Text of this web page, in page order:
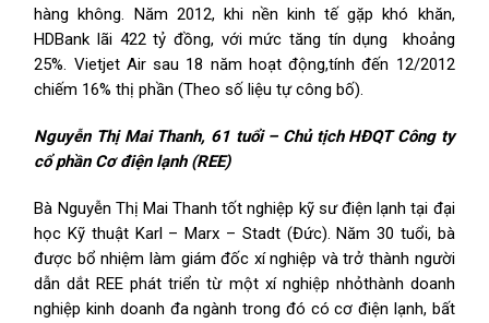
hàng không. Năm 2012, khi nền kinh tế gặp khó khăn,
HDBank lãi 422 tỷ đồng, với mức tăng tín dụng khoảng
25%. Vietjet Air sau 18 năm hoạt động,tính đến 12/2012
chiếm 16% thị phần (Theo số liệu tự công bố).
Nguyễn Thị Mai Thanh, 61 tuổi – Chủ tịch HĐQT Công ty
cổ phần Cơ điện lạnh (REE)
Bà Nguyễn Thị Mai Thanh tốt nghiệp kỹ sư điện lạnh tại đại
học Kỹ thuật Karl – Marx – Stadt (Đức). Năm 30 tuổi, bà
được bổ nhiệm làm giám đốc xí nghiệp và trở thành người
dẫn dắt REE phát triển từ một xí nghiệp nhỏthành doanh
nghiệp kinh doanh đa ngành trong đó có cơ điện lạnh, bất